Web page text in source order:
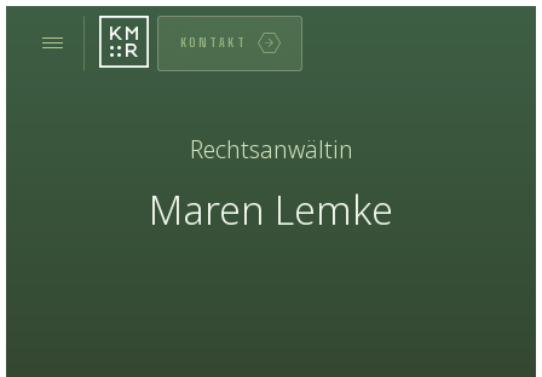
KONTAKT
Rechtsanwältin
Maren Lemke